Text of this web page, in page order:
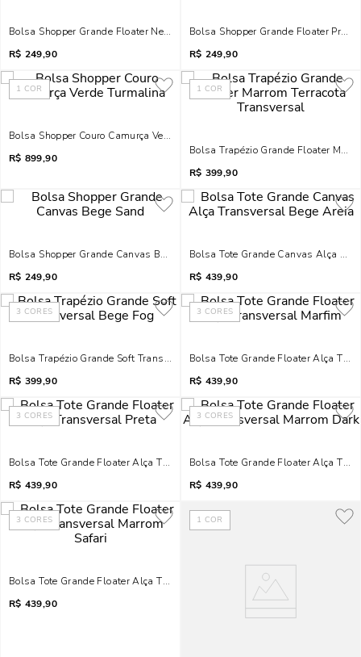
Bolsa Shopper Grande Floater New Marfim Texturizada
R$ 249,90
Bolsa Shopper Grande Floater Preta
R$ 249,90
1 COR
Bolsa Shopper Couro Camurça Verde Turmalina
R$ 899,90
1 COR
Bolsa Trapézio Grande Floater
R$ 399,90
Bolsa Shopper Grande Canvas Bege Sand
R$ 249,90
Bolsa Tote Grande Canvas Alça
R$ 439,90
3 CORES
Bolsa Trapézio Grande Soft Transversal Bege Fog
R$ 399,90
3 CORES
Bolsa Tote Grande Floater Alça
R$ 439,90
3 CORES
Bolsa Tote Grande Floater Alça Transversal Preta
R$ 439,90
3 CORES
Bolsa Tote Grande Floater Alça
R$ 439,90
3 CORES
Bolsa Tote Grande Floater Alça Transversal Marrom Safari
R$ 439,90
1 COR